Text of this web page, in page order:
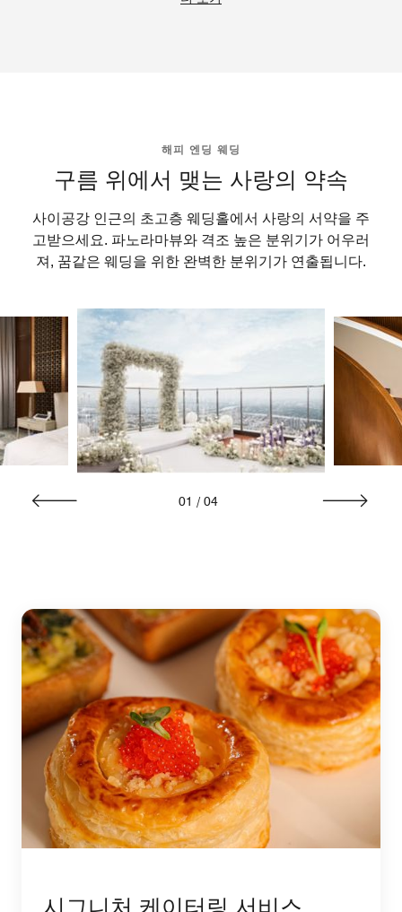
해피 엔딩 웨딩
구름 위에서 맺는 사랑의 약속
사이공강 인근의 초고층 웨딩홀에서 사랑의 서약을 주
고받으세요. 파노라마뷰와 격조 높은 분위기가 어우러
져, 꿈같은 웨딩을 위한 완벽한 분위기가 연출됩니다.
01 / 04